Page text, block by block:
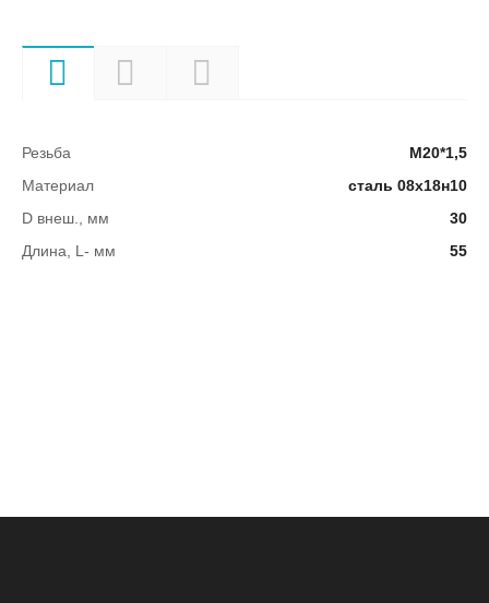
Резьба
М20*1,5
Материал
сталь 08х18н10
D внеш., мм
30
Длина, L- мм
55